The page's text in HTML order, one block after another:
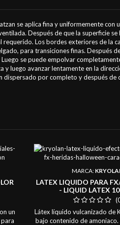
se aplica fina y uniformemente con
Después de que la superficie se
Los bordes exteriores de la
para transiciones finas. Después
se puede empolvar
y luego avanzar lentamente en la
dispersado por completo y después de
un
MARCA:
LATEX LIQUIDO PARA
- LIQUID LATEX
Látex líquido vulcanizado de
bajo contenido de amoniaco.